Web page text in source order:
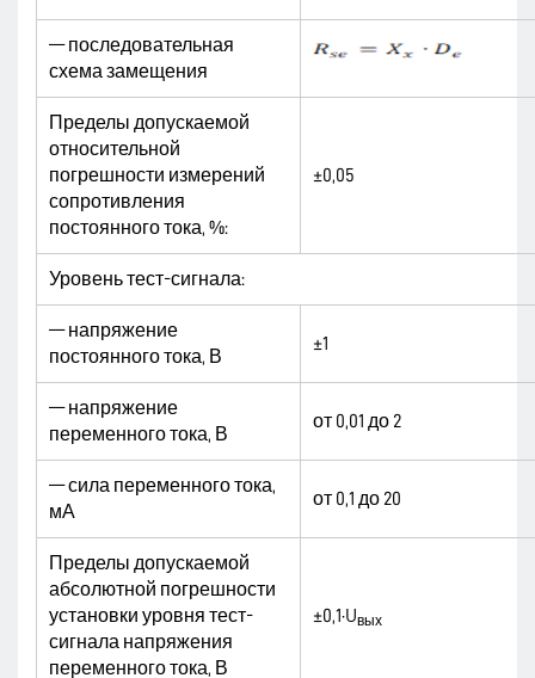
— последовательная
схема замещения
Пределы допускаемой
относительной
погрешности измерений
сопротивления
постоянного тока, %:
±0,05
Уровень тест-сигнала:
— напряжение
постоянного тока, В
±1
— напряжение
переменного тока, В
от 0,01 до 2
— сила переменного тока,
мА
от 0,1 до 20
Пределы допускаемой
абсолютной погрешности
установки уровня тест-
сигнала напряжения
переменного тока, В
±0,1·Uвых